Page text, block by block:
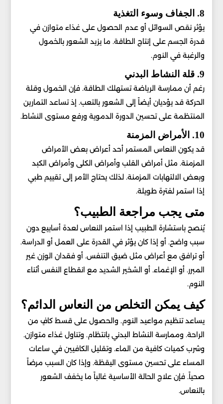
8. الجفاف وسوء التغذية
يؤثر نقص السوائل أو عدم الحصول على غذاء متوازن في
قدرة الجسم على إنتاج الطاقة. ما يزيد الشعور بالخمول
والرغبة في النوم.
9. قلة النشاط البدني
رغم أن ممارسة الرياضة تستهلك الطاقة. فإن الخمول وقلة
الحركة قد يؤديان أيضاً إلى الشعور بالتعب. إذ تساعد التمارين
المنتظمة على تحسين الدورة الدموية ورفع مستوى النشاط.
10. الأمراض المزمنة
قد يكون النعاس المستمر أحد أعراض بعض الأمراض
المزمنة. مثل أمراض القلب وأمراض الكلى وأمراض الكبد
وبعض الالتهابات المزمنة. لذلك يحتاج الأمر إلى تقييم طبي
إذا استمر لفترة طويلة.
متى يجب مراجعة الطبيب؟
يُنصح باستشارة الطبيب إذا استمر النعاس لعدة أسابيع دون
سبب واضح. أو إذا كان يؤثر في القدرة على العمل أو الدراسة.
أو ترافق مع أعراض مثل ضيق التنفس. أو فقدان الوزن غير
المبرر. أو الإغماء. أو الشخير الشديد مع انقطاع النفس أثناء
النوم.
كيف يمكن التخلص من النعاس الدائم؟
يساعد تنظيم مواعيد النوم. والحصول على قسط كافٍ من
الراحة. وممارسة النشاط البدني بانتظام. وتناول غذاء متوازن.
وشرب كميات كافية من الماء. وتقليل الكافيين في ساعات
المساء على تحسين مستوى اليقظة. وإذا كان السبب مرضاً
صحياً. فإن علاج الحالة الأساسية غالباً ما يخفف الشعور
بالنعاس.